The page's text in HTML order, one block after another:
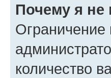
Почему я не
Ограничение
количество